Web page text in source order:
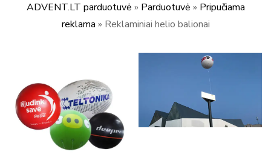
ADVENT.LT parduotuvė » Parduotuvė » Pripučiama
reklama » Reklaminiai helio balionai